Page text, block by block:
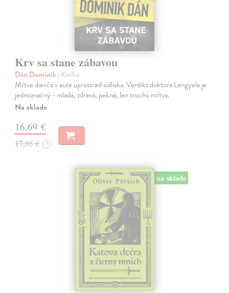
Krv sa stane zábavou
Dán Dominik| Kniha
Mŕtve dievča v aute uprostred sídliska. Verdikt doktora Lengyela je
jednoznačný - mladá, zdravá, pekná, len trochu mŕtva.
Na sklade
16,69 €
17,95 € ?
na sklade